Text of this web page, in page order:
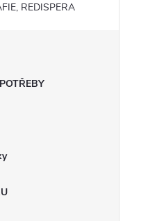
REDISPERA